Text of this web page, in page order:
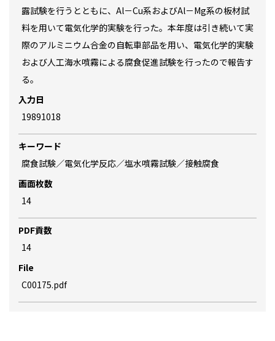
露試験を行うとともに、Al－Cu系およびAl－Mg系の板材試
料を用いて電気化学的実験を行った。本年度は引き続いて実
際のアルミニウム合金の自転車部品を用い、電気化学的実験
および人工海水噴霧による腐食促進試験を行ったので報告す
る。
入力日
19891018
キーワード
腐食試験／電気化学反応／塩水噴霧試験／接触腐食
画面枚数
14
PDF貢数
14
File
C00175.pdf